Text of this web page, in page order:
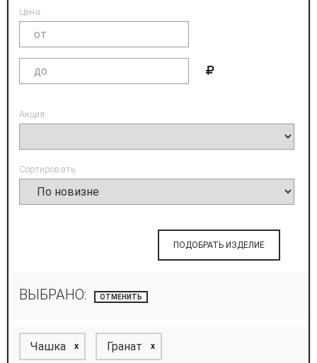
Цена:
Акция:
Сортировать:
ПОДОБРАТЬ ИЗДЕЛИЕ
ВЫБРАНО: ОТМЕНИТЬ
Чашка x Гранат x